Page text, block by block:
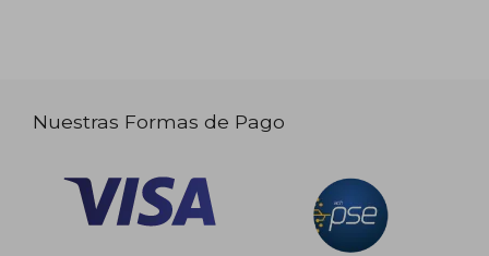
Nuestras Formas de Pago